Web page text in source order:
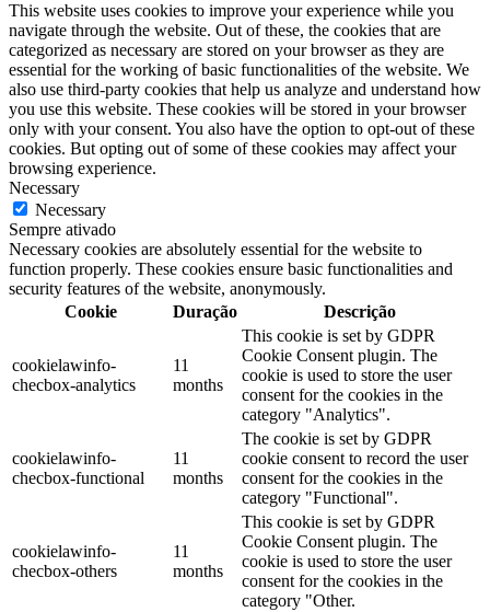
This website uses cookies to improve your experience while you
navigate through the website. Out of these, the cookies that are
categorized as necessary are stored on your browser as they are
essential for the working of basic functionalities of the website. We
also use third-party cookies that help us analyze and understand how
you use this website. These cookies will be stored in your browser
only with your consent. You also have the option to opt-out of these
cookies. But opting out of some of these cookies may affect your
browsing experience.
Necessary
Necessary
Sempre ativado
Necessary cookies are absolutely essential for the website to
function properly. These cookies ensure basic functionalities and
security features of the website, anonymously.
Cookie
Duração Descrição
cookielawinfo-
checbox-analytics
11
months
This cookie is set by GDPR
Cookie Consent plugin. The
cookie is used to store the user
consent for the cookies in the
category "Analytics".
cookielawinfo-
checbox-functional
11
months
The cookie is set by GDPR
cookie consent to record the user
consent for the cookies in the
category "Functional".
cookielawinfo-
checbox-others
11
months
This cookie is set by GDPR
Cookie Consent plugin. The
cookie is used to store the user
consent for the cookies in the
category "Other.